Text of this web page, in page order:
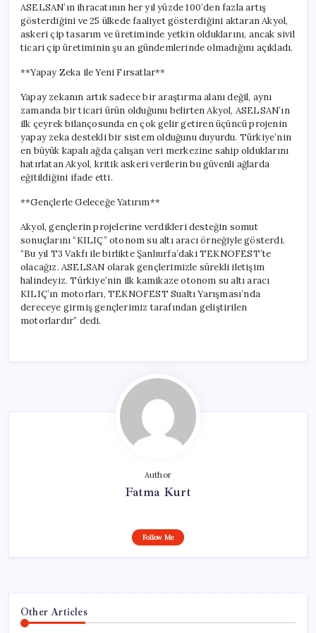
ASELSAN’ın ihracatının her yıl yüzde 100’den fazla artış
gösterdiğini ve 25 ülkede faaliyet gösterdiğini aktaran Akyol,
askeri çip tasarım ve üretiminde yetkin olduklarını, ancak sivil
ticari çip üretiminin şu an gündemlerinde olmadığını açıkladı.
**Yapay Zeka ile Yeni Fırsatlar**
Yapay zekanın artık sadece bir araştırma alanı değil, aynı
zamanda bir ticari ürün olduğunu belirten Akyol, ASELSAN’ın
ilk çeyrek bilançosunda en çok gelir getiren üçüncü projenin
yapay zeka destekli bir sistem olduğunu duyurdu. Türkiye’nin
en büyük kapalı ağda çalışan veri merkezine sahip olduklarını
hatırlatan Akyol, kritik askeri verilerin bu güvenli ağlarda
eğitildiğini ifade etti.
**Gençlerle Geleceğe Yatırım**
Akyol, gençlerin projelerine verdikleri desteğin somut
sonuçlarını “KILIÇ” otonom su altı aracı örneğiyle gösterdi.
“Bu yıl T3 Vakfı ile birlikte Şanlıurfa’daki TEKNOFEST’te
olacağız. ASELSAN olarak gençlerimizle sürekli iletişim
halindeyiz. Türkiye’nin ilk kamikaze otonom su altı aracı
KILIÇ’ın motorları, TEKNOFEST Sualtı Yarışması’nda
dereceye girmiş gençlerimiz tarafından geliştirilen
motorlardır” dedi.
Author
Fatma Kurt
Follow Me
Other Articles